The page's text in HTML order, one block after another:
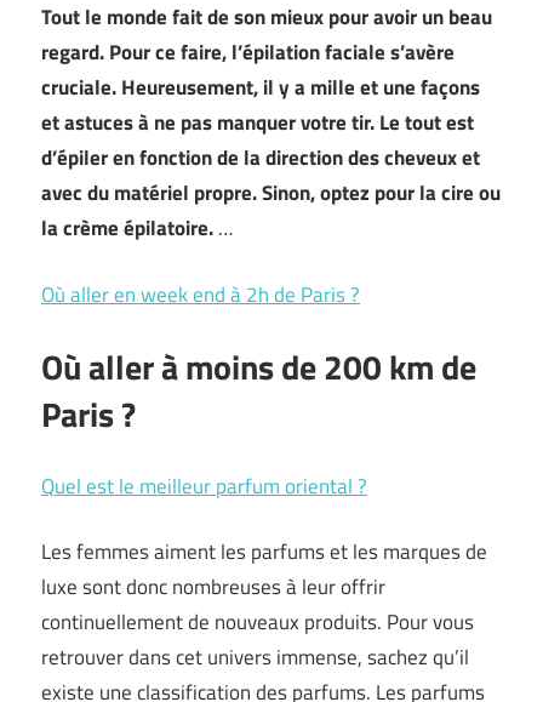
Tout le monde fait de son mieux pour avoir un beau
regard. Pour ce faire, l’épilation faciale s’avère
cruciale. Heureusement, il y a mille et une façons
et astuces à ne pas manquer votre tir. Le tout est
d’épiler en fonction de la direction des cheveux et
avec du matériel propre. Sinon, optez pour la cire ou
la crème épilatoire.…
Où aller en week end à 2h de Paris ?
Où aller à moins de 200 km de
Paris ?
Quel est le meilleur parfum oriental ?
Les femmes aiment les parfums et les marques de
luxe sont donc nombreuses à leur offrir
continuellement de nouveaux produits. Pour vous
retrouver dans cet univers immense, sachez qu’il
existe une classification des parfums. Les parfums